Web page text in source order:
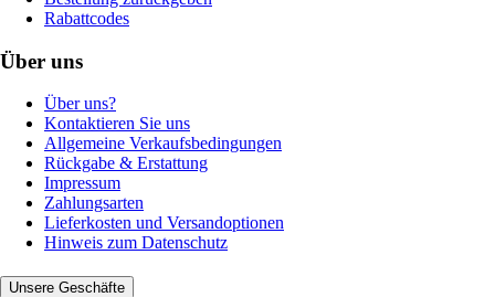
Rabattcodes
Über uns
Über uns?
Kontaktieren Sie uns
Allgemeine Verkaufsbedingungen
Rückgabe & Erstattung
Impressum
Zahlungsarten
Lieferkosten und Versandoptionen
Hinweis zum Datenschutz
Unsere Geschäfte